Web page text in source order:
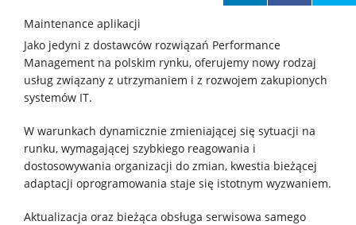
Systemy
IT
Usługi
Klienci
Kariera
Maintenance aplikacji
Jako jedyni z dostawców rozwiązań Performance
Management na polskim rynku, oferujemy nowy rodzaj
usług związany z utrzymaniem i z rozwojem zakupionych
systemów IT.
W warunkach dynamicznie zmieniającej się sytuacji na
runku, wymagającej szybkiego reagowania i
dostosowywania organizacji do zmian, kwestia bieżącej
adaptacji oprogramowania staje się istotnym wyzwaniem.
Aktualizacja oraz bieżąca obsługa serwisowa samego